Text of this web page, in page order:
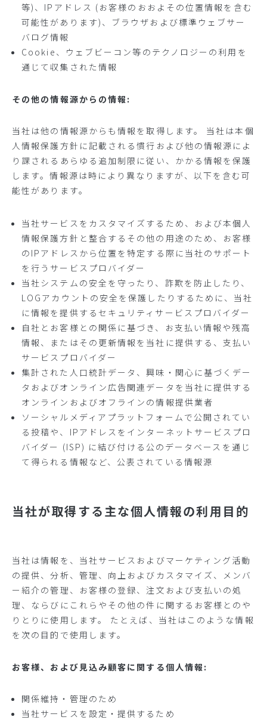
等)、IPアドレス (お客様のおおよその位置情報を含む
可能性があります)、ブラウザおよび標準ウェブサー
バログ情報
Cookie、ウェブビーコン等のテクノロジーの利用を
通じて収集された情報
その他の情報源からの情報:
当社は他の情報源からも情報を取得します。 当社は本個
人情報保護方針に記載される慣行および他の情報源によ
り課されるあらゆる追加制限に従い、かかる情報を保護
します。情報源は時により異なりますが、以下を含む可
能性があります。
当社サービスをカスタマイズするため、および本個人
情報保護方針と整合するその他の用途のため、お客様
のIPアドレスから位置を特定する際に当社のサポート
を行うサービスプロバイダー
当社システムの安全を守ったり、詐欺を防止したり、
LOGアカウントの安全を保護したりするために、当社
に情報を提供するセキュリティサービスプロバイダー
自社とお客様との関係に基づき、お支払い情報や残高
情報、またはその更新情報を当社に提供する、支払い
サービスプロバイダー
集計された人口統計データ、興味・関心に基づくデー
タおよびオンライン広告関連データを当社に提供する
オンラインおよびオフラインの情報提供業者
ソーシャルメディアプラットフォームで公開されてい
る投稿や、IPアドレスをインターネットサービスプロ
バイダー (ISP) に結び付ける公のデータベースを通じ
て得られる情報など、公表されている情報源
当社が取得する主な個人情報の利用目的
当社は情報を、当社サービスおよびマーケティング活動
の提供、分析、管理、向上およびカスタマイズ、メンバ
ー紹介の管理、お客様の登録、注文および支払いの処
理、ならびにこれらやその他の件に関するお客様とのや
りとりに使用します。 たとえば、当社はこのような情報
を次の目的で使用します。
お客様、および見込み顧客に関する個人情報:
関係維持・管理のため
当社サービスを設定・提供するため